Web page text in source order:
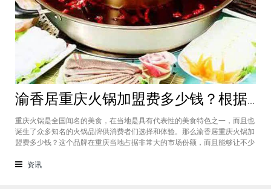
渝香居重庆火锅加盟费多少钱？根据所在城市进行规划非常合适创业
重庆火锅是全国闻名的美食，在当地是具有代表性的美食特色之一，而且也
诞生了众多知名的火锅品牌供消费者们选择和体验。那么渝香居重庆火锅加
盟费多少钱？这个品牌在重庆当地占据非常大的市场份额，而且能够让不少
者所在城市进行制定和规划的，渝香居重庆火锅加盟成为了大家心中非常合
资讯